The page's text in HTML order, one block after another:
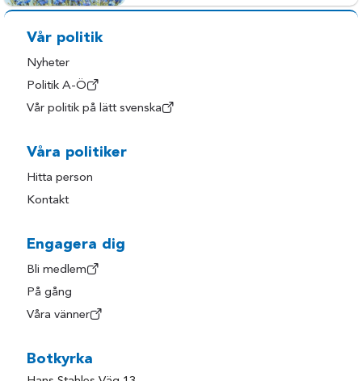
Vår politik
Nyheter
Politik A-Ö
Vår politik på lätt svenska
Våra politiker
Hitta person
Kontakt
Engagera dig
Bli medlem
På gång
Våra vänner
Botkyrka